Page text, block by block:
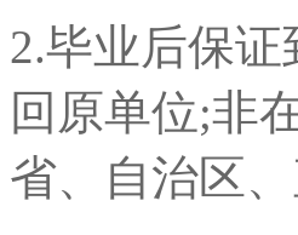
2.毕业后保
回原单位;非
省、自治区